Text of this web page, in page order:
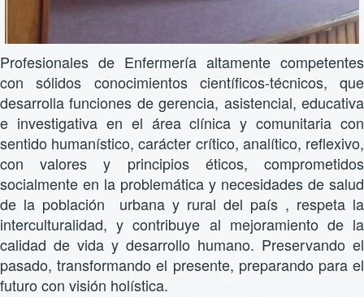
Profesionales de Enfermería altamente competentes
con sólidos conocimientos científicos-técnicos, que
desarrolla funciones de gerencia, asistencial, educativa
e investigativa en el área clínica y comunitaria con
sentido humanístico, carácter crítico, analítico, reflexivo,
con valores y principios éticos, comprometidos
socialmente en la problemática y necesidades de salud
de la población urbana y rural del país , respeta la
interculturalidad, y contribuye al mejoramiento de la
calidad de vida y desarrollo humano. Preservando el
pasado, transformando el presente, preparando para el
futuro con visión holística.